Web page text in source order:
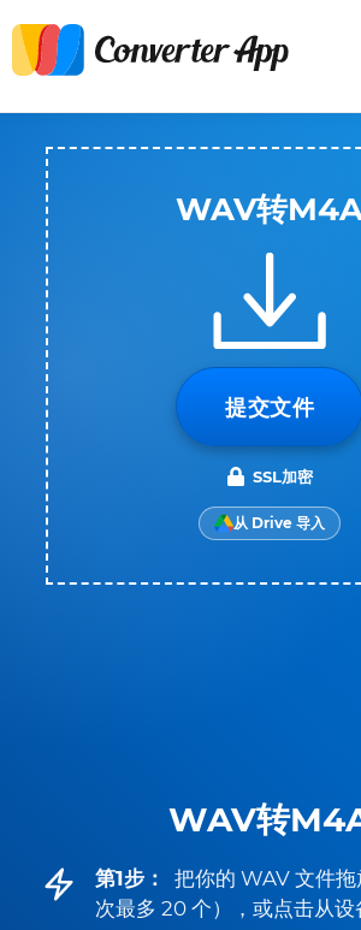
WAV转
第1步：
把你的 WAV 文件
次最多 20 个），或点击从设
WAV转
提交文件
SSL加密
从 Drive 导入